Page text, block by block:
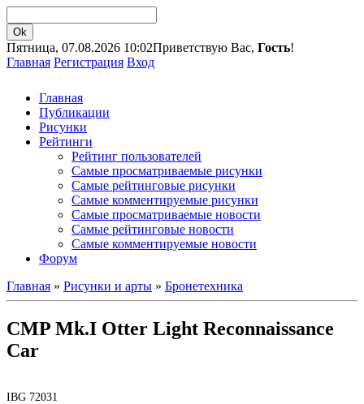
Пятница, 07.08.2026 10:02Приветствую Вас, Гость!
Главная Регистрация Вход
Главная
Публикации
Рисунки
Рейтинги
Рейтинг пользователей
Самые просматриваемые рисунки
Самые рейтинговые рисунки
Самые комментируемые рисунки
Самые просматриваемые новости
Самые рейтинговые новости
Самые комментируемые новости
Форум
Главная » Рисунки и арты » Бронетехника
CMP Mk.I Otter Light Reconnaissance
Car
IBG 72031